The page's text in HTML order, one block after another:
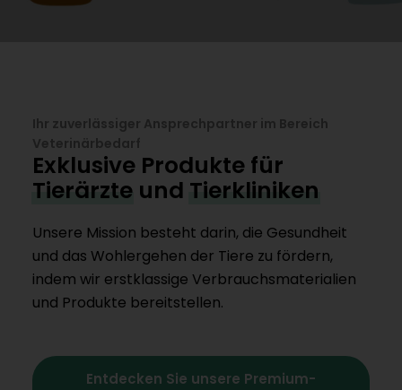
Ihr zuverlässiger Ansprechpartner im Bereich
Veterinärbedarf
Exklusive Produkte für
Tierärzte und Tierkliniken
Unsere Mission besteht darin, die Gesundheit
und das Wohlergehen der Tiere zu fördern,
indem wir erstklassige Verbrauchsmaterialien
und Produkte bereitstellen.
Entdecken Sie unsere Premium-